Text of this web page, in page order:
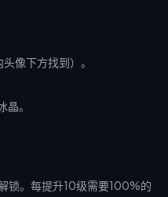
像下方找到）。
。
锁。每提升10级需要100%的